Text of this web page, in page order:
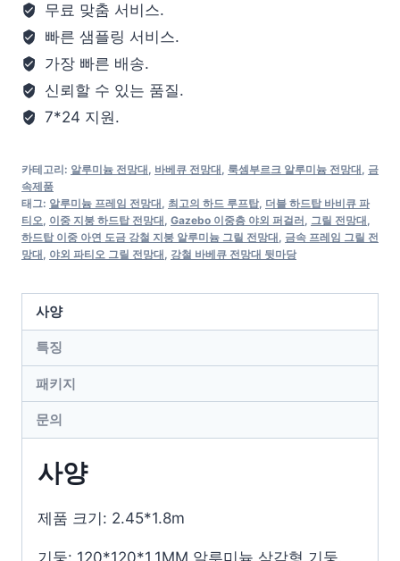
무료 맞춤 서비스.
빠른 샘플링 서비스.
가장 빠른 배송.
신뢰할 수 있는 품질.
7*24 지원.
카테고리: 알루미늄 전망대, 바베큐 전망대, 룩셈부르크 알루미늄 전망대, 금
속제품
태그: 알루미늄 프레임 전망대, 최고의 하드 루프탑, 더블 하드탑 바비큐 파
티오, 이중 지붕 하드탑 전망대, Gazebo 이중층 야외 퍼걸러, 그릴 전망대,
하드탑 이중 아연 도금 강철 지붕 알루미늄 그릴 전망대, 금속 프레임 그릴 전
망대, 야외 파티오 그릴 전망대, 강철 바베큐 전망대 뒷마당
사양
특징
패키지
문의
사양
제품 크기: 2.45*1.8m
기둥: 120*120*1.1MM 알루미늄 삼각형 기둥.